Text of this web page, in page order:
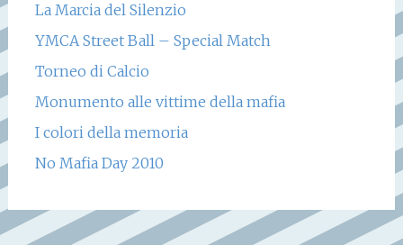
La Marcia del Silenzio
YMCA Street Ball – Special Match
Torneo di Calcio
Monumento alle vittime della mafia
I colori della memoria
No Mafia Day 2010